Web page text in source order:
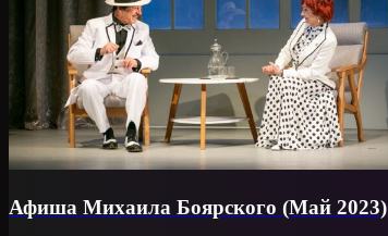
Афиша Михаила Боярского (Май 2023)